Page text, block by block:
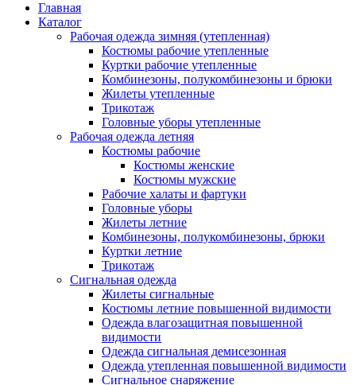
Главная
Каталог
Рабочая одежда зимняя (утепленная)
Костюмы рабочие утепленные
Куртки рабочие утепленные
Комбинезоны, полукомбинезоны и брюки
Жилеты утепленные
Трикотаж
Головные уборы утепленные
Рабочая одежда летняя
Костюмы рабочие
Костюмы женские
Костюмы мужские
Рабочие халаты и фартуки
Головные уборы
Жилеты летние
Комбинезоны, полукомбинезоны, брюки
Куртки летние
Трикотаж
Сигнальная одежда
Жилеты сигнальные
Костюмы летние повышенной видимости
Одежда влагозащитная повышенной
видимости
Одежда сигнальная демисезонная
Одежда утепленная повышенной видимости
Сигнальное снаряжение